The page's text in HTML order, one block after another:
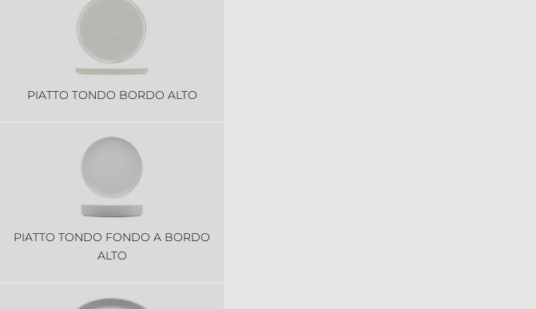
PIATTO TONDO BORDO ALTO
PIATTO TONDO FONDO A BORDO
ALTO